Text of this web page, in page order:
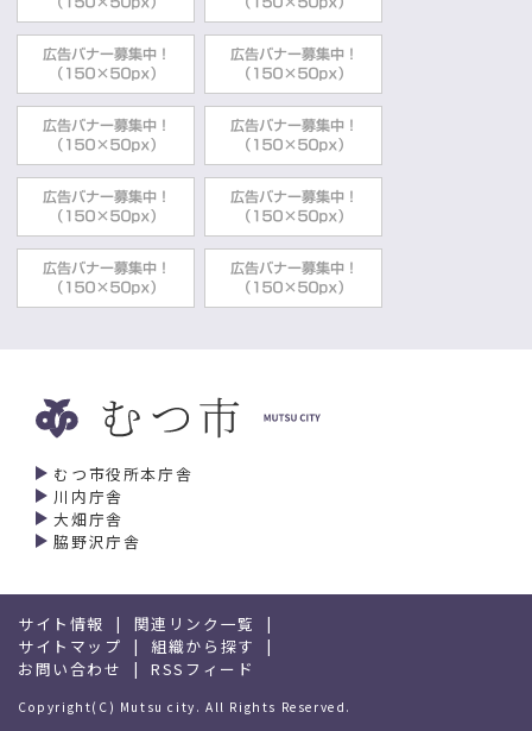
むつ市役所本庁舎
川内庁舎
大畑庁舎
脇野沢庁舎
サイト情報
関連リンク一覧
サイトマップ
組織から探す
お問い合わせ
RSSフィード
Copyright(C) Mutsu city. All Rights Reserved.